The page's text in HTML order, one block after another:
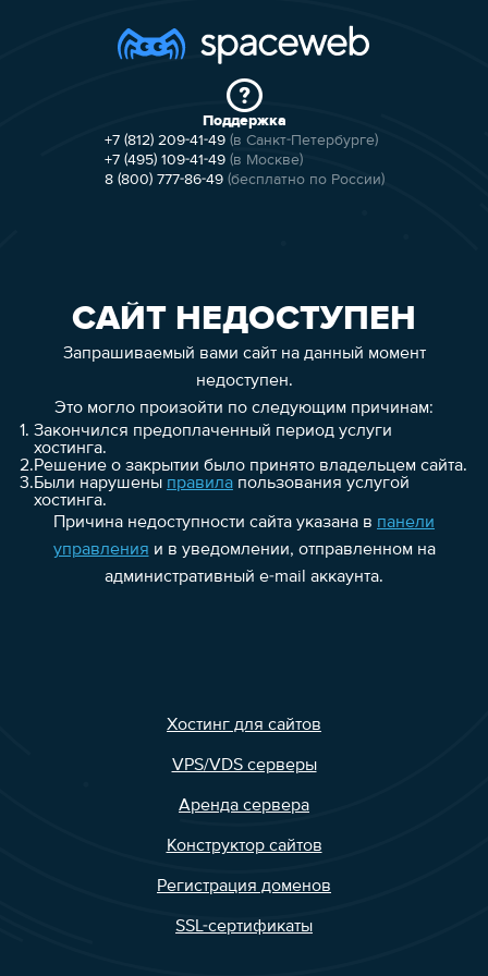
Поддержка
+7 (812) 209-41-49 (в Санкт-Петербурге)
+7 (495) 109-41-49 (в Москве)
8 (800) 777-86-49 (бесплатно по России)
САЙТ НЕДОСТУПЕН
Запрашиваемый вами сайт на данный момент
недоступен.
Это могло произойти по следующим причинам:
1. Закончился предоплаченный период услуги
хостинга.
2.Решение о закрытии было принято владельцем сайта.
3.Были нарушены правилапользования услугой
хостинга.
Причина недоступности сайта указана в панели
управления и в уведомлении, отправленном на
административный e-mail аккаунта.
Хостинг для сайтов
VPS/VDS серверы
Аренда сервера
Конструктор сайтов
Регистрация доменов
SSL-сертификаты